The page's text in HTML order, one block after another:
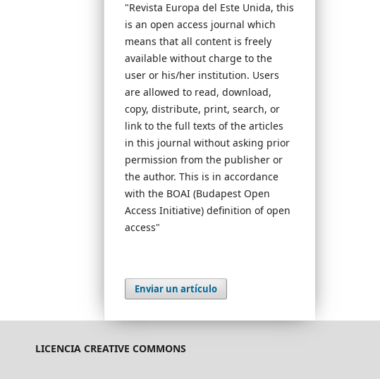
"Revista Europa del Este Unida, this
is an open access journal which
means that all content is freely
available without charge to the
user or his/her institution. Users
are allowed to read, download,
copy, distribute, print, search, or
link to the full texts of the articles
in this journal without asking prior
permission from the publisher or
the author. This is in accordance
with the BOAI (Budapest Open
Access Initiative) definition of open
access"
Enviar un artículo
LICENCIA CREATIVE COMMONS